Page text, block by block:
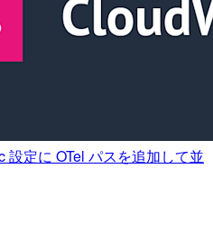
定に OTel パスを追加して並